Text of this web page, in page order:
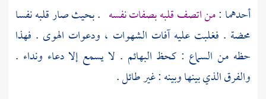
أحدهما :من اتصف قلبه بصفات نفسه . بحيث صار قلبه نفسا
محضة . فغلبت عليه آفات الشهوات ، ودعوات الهوى . فهذا
حظه من السماع : كحظ البهائم . لا يسمع إلا دعاء ونداء .
والفرق الذي بينها وبينه : غير طائل .